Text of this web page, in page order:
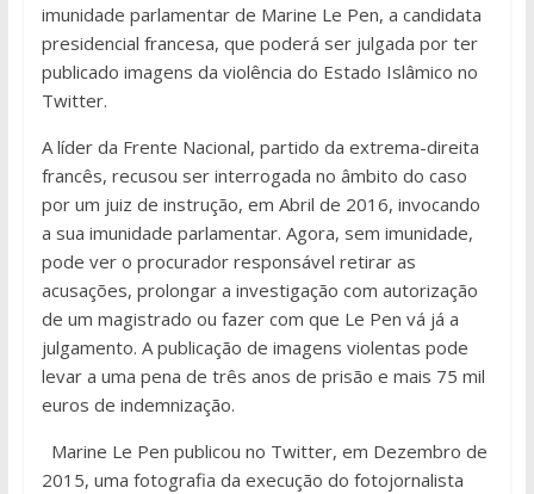
imunidade parlamentar de Marine Le Pen, a candidata
presidencial francesa, que poderá ser julgada por ter
publicado imagens da violência do Estado Islâmico no
Twitter.
A líder da Frente Nacional, partido da extrema-direita
francês, recusou ser interrogada no âmbito do caso
por um juiz de instrução, em Abril de 2016, invocando
a sua imunidade parlamentar. Agora, sem imunidade,
pode ver o procurador responsável retirar as
acusações, prolongar a investigação com autorização
de um magistrado ou fazer com que Le Pen vá já a
julgamento. A publicação de imagens violentas pode
levar a uma pena de três anos de prisão e mais 75 mil
euros de indemnização.
Marine Le Pen publicou no Twitter, em Dezembro de
2015, uma fotografia da execução do fotojornalista